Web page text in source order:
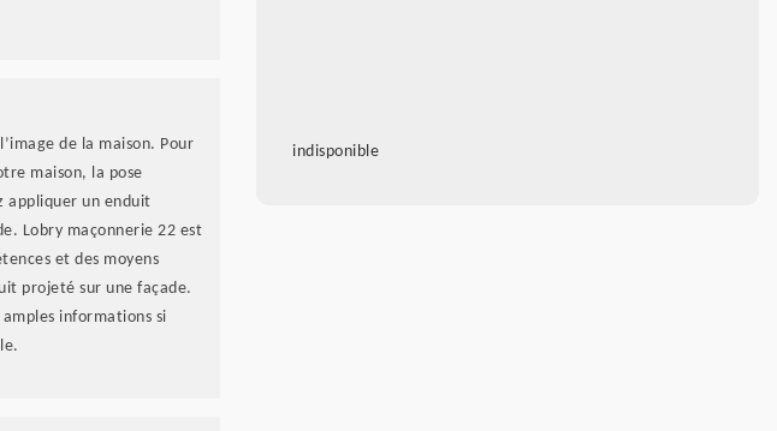
de la maison. Pour
maison, la pose
appliquer un enduit
Lobry maçonnerie 22 est
et des moyens
projeté sur une façade.
informations si
indisponible